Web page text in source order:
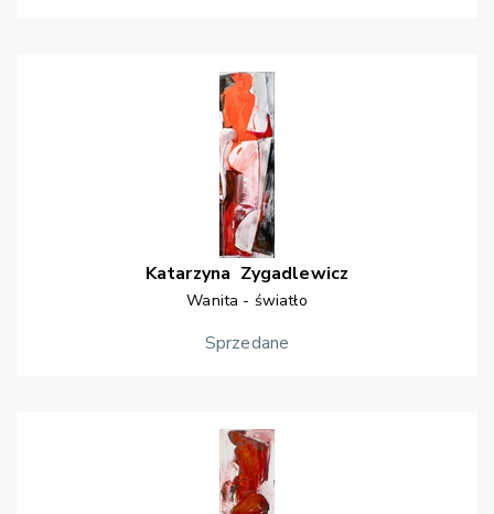
Katarzyna Zygadlewicz
Wanita - światło
Sprzedane